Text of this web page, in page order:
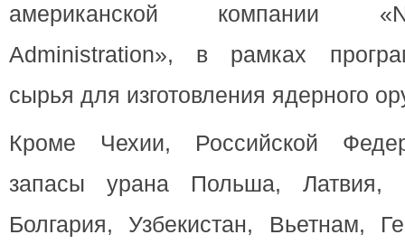
американской компании
Administration», в рамках
сырья для изготовления ядерного
Кроме Чехии, Российской
запасы урана Польша, Латвия,
Болгария, Узбекистан, Вьетнам,